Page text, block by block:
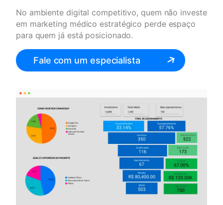
No ambiente digital competitivo, quem não investe
em marketing médico estratégico perde espaço
para quem já está posicionado.
Fale com um especialista